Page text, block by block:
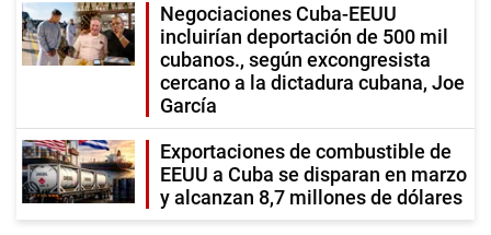
Negociaciones Cuba-EEUU
incluirían deportación de 500 mil
cubanos., según excongresista
cercano a la dictadura cubana, Joe
García
Exportaciones de combustible de
EEUU a Cuba se disparan en marzo
y alcanzan 8,7 millones de dólares